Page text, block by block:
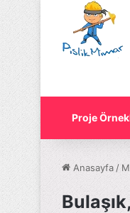
Proje
Anasayfa /